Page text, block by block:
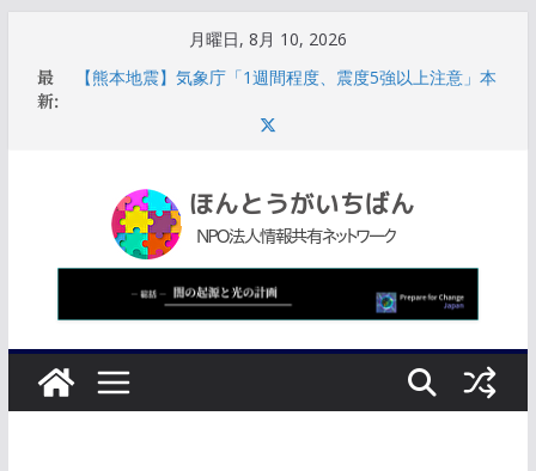
月曜日, 8月 10, 2026
最
新:
【熊本地震】気象庁「1週間程度、震度5強以上注意」本
12:21アセンションポータル活性化報告（COBRA
れた“非人間起源技術”を巡る隠蔽工作の実態
サウジアラビアの崩壊に伴い、機能不全に陥った西側諸
国の指導部は破滅的なスパイラルに陥る
【UAP最前線】ルイス・エリゾンドの役割は「情報開示
のコントロール」米政府の思惑と世論誘導